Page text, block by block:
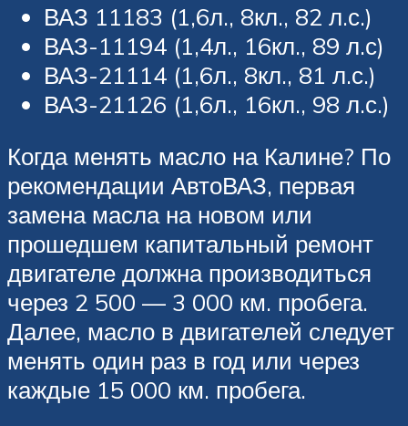
ВАЗ 11183 (1,6л., 8кл., 82 л.с.)
ВАЗ-11194 (1,4л., 16кл., 89 л.с)
ВАЗ-21114 (1,6л., 8кл., 81 л.с.)
ВАЗ-21126 (1,6л., 16кл., 98 л.с.)
Когда менять масло на Калине? По
рекомендации АвтоВАЗ, первая
замена масла на новом или
прошедшем капитальный ремонт
двигателе должна производиться
через 2 500 — 3 000 км. пробега.
Далее, масло в двигателей следует
менять один раз в год или через
каждые 15 000 км. пробега.